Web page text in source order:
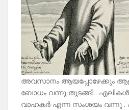
അവസാനം ആയപ്പോഴേക്കും
ബോധം വന്നു തുടങ്ങി .
വാഹകർ എന്ന സംശയം വന്നു .